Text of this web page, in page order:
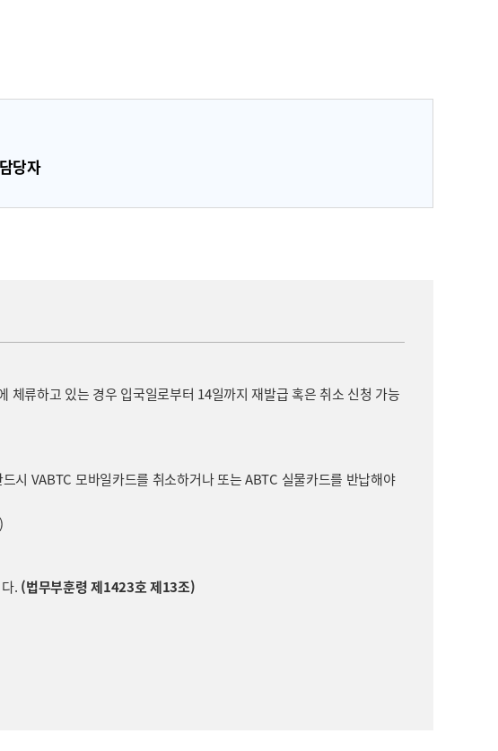
당자
류하고 있는 경우 입국일로부터 14일까지 재발급 혹은 취소 신청 가능
시 VABTC 모바일카드를 취소하거나 또는 ABTC 실물카드를 반납해야
. (법무부훈령 제1423호 제13조)